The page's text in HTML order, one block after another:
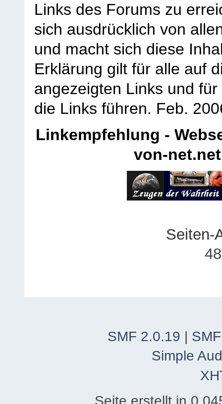
Links des Forums zu
sich ausdrücklich von
und macht sich diese
Erklärung gilt für alle auf
angezeigten Links und
die Links führen. Feb.
Linkempfehlung -
von-net.net
Seiten-
SMF 2.0.19 |
Simple
Seite erstellt in